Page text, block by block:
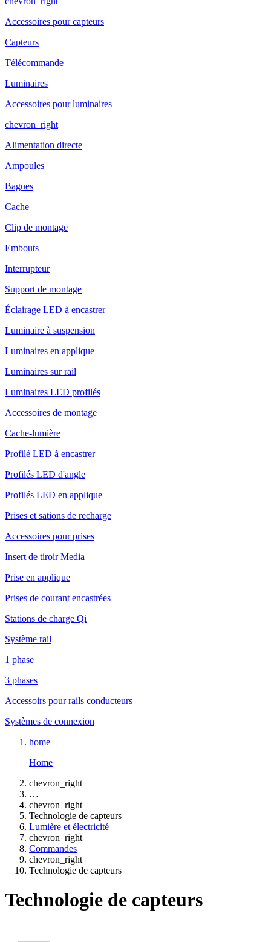
Accessoires pour capteurs
Capteurs
Télécommande
Luminaires
Accessoires pour luminaires
chevron_right
Alimentation directe
Ampoules
Bagues
Cache
Clip de montage
Embouts
Interrupteur
Support de montage
Éclairage LED à encastrer
Luminaire à suspension
Luminaires en applique
Luminaires sur rail
Luminaires LED profilés
Accessoires de montage
Cache-lumière
Profilé LED à encastrer
Profilés LED d'angle
Profilés LED en applique
Prises et sations de recharge
Accessoires pour prises
Insert de tiroir Media
Prise en applique
Prises de courant encastrées
Stations de charge Qi
Système rail
1 phase
3 phases
Accessoirs pour rails conducteurs
Systèmes de connexion
home
Home
chevron_right
…
chevron_right
Technologie de capteurs
Lumière et électricité
chevron_right
Commandes
chevron_right
Technologie de capteurs
Technologie de capteurs